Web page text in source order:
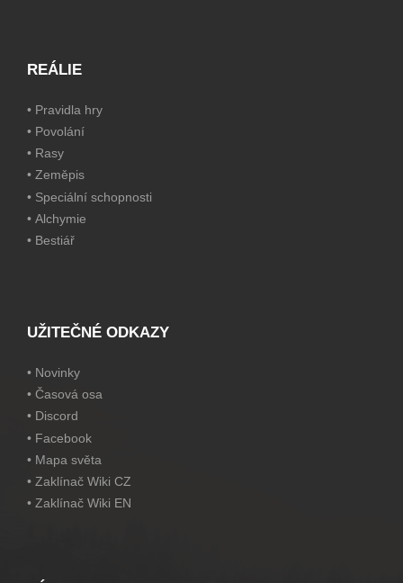
REÁLIE
• Pravidla hry
• Povolání
• Rasy
• Zeměpis
• Speciální schopnosti
• Alchymie
• Bestiář
UŽITEČNÉ ODKAZY
• Novinky
• Časová osa
• Discord
• Facebook
• Mapa světa
• Zaklínač Wiki CZ
• Zaklínač Wiki EN